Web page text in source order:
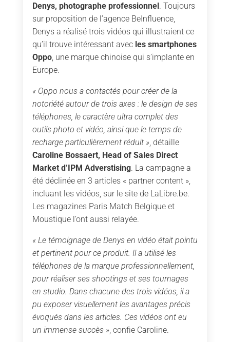
Denys, photographe professionnel. Toujours
sur proposition de l’agence BeInfluence,
Denys a réalisé trois vidéos qui illustraient ce
qu’il trouve intéressant avec les smartphones
Oppo, une marque chinoise qui s’implante en
Europe.
« Oppo nous a contactés pour créer de la
notoriété autour de trois axes : le design de ses
téléphones, le caractère ultra complet des
outils photo et vidéo, ainsi que le temps de
recharge particulièrement réduit », détaille
Caroline Bossaert, Head of Sales Direct
Market d’IPM Adverstising. La campagne a
été déclinée en 3 articles « partner content »,
incluant les vidéos, sur le site de LaLibre.be.
Les magazines Paris Match Belgique et
Moustique l’ont aussi relayée.
« Le témoignage de Denys en vidéo était pointu
et pertinent pour ce produit. Il a utilisé les
téléphones de la marque professionnellement,
pour réaliser ses shootings et ses tournages
en studio. Dans chacune des trois vidéos, il a
pu exposer visuellement les avantages précis
évoqués dans les articles. Ces vidéos ont eu
un immense succès », confie Caroline.